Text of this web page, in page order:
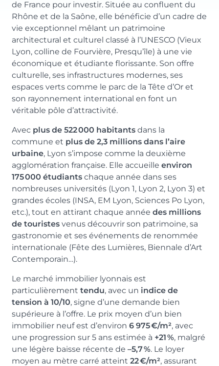
de France pour investir. Située au confluent du
Rhône et de la Saône, elle bénéficie d’un cadre de
vie exceptionnel mêlant un patrimoine
architectural et culturel classé à l’UNESCO (Vieux
Lyon, colline de Fourvière, Presqu’île) à une vie
économique et étudiante florissante. Son offre
culturelle, ses infrastructures modernes, ses
espaces verts comme le parc de la Tête d’Or et
son rayonnement international en font un
véritable pôle d’attractivité.
Avec plus de 522 000 habitants dans la
commune et plus de 2,3 millions dans l’aire
urbaine, Lyon s’impose comme la deuxième
agglomération française. Elle accueille environ
175 000 étudiants chaque année dans ses
nombreuses universités (Lyon 1, Lyon 2, Lyon 3) et
grandes écoles (INSA, EM Lyon, Sciences Po Lyon,
etc.), tout en attirant chaque année des millions
de touristes venus découvrir son patrimoine, sa
gastronomie et ses événements de renommée
internationale (Fête des Lumières, Biennale d’Art
Contemporain…).
Le marché immobilier lyonnais est
particulièrement tendu, avec un indice de
tension à 10/10, signe d’une demande bien
supérieure à l’offre. Le prix moyen d’un bien
immobilier neuf est d’environ 6 975 €/m², avec
une progression sur 5 ans estimée à +21 %, malgré
une légère baisse récente de –5,7 %. Le loyer
moyen au mètre carré atteint 22 €/m², assurant